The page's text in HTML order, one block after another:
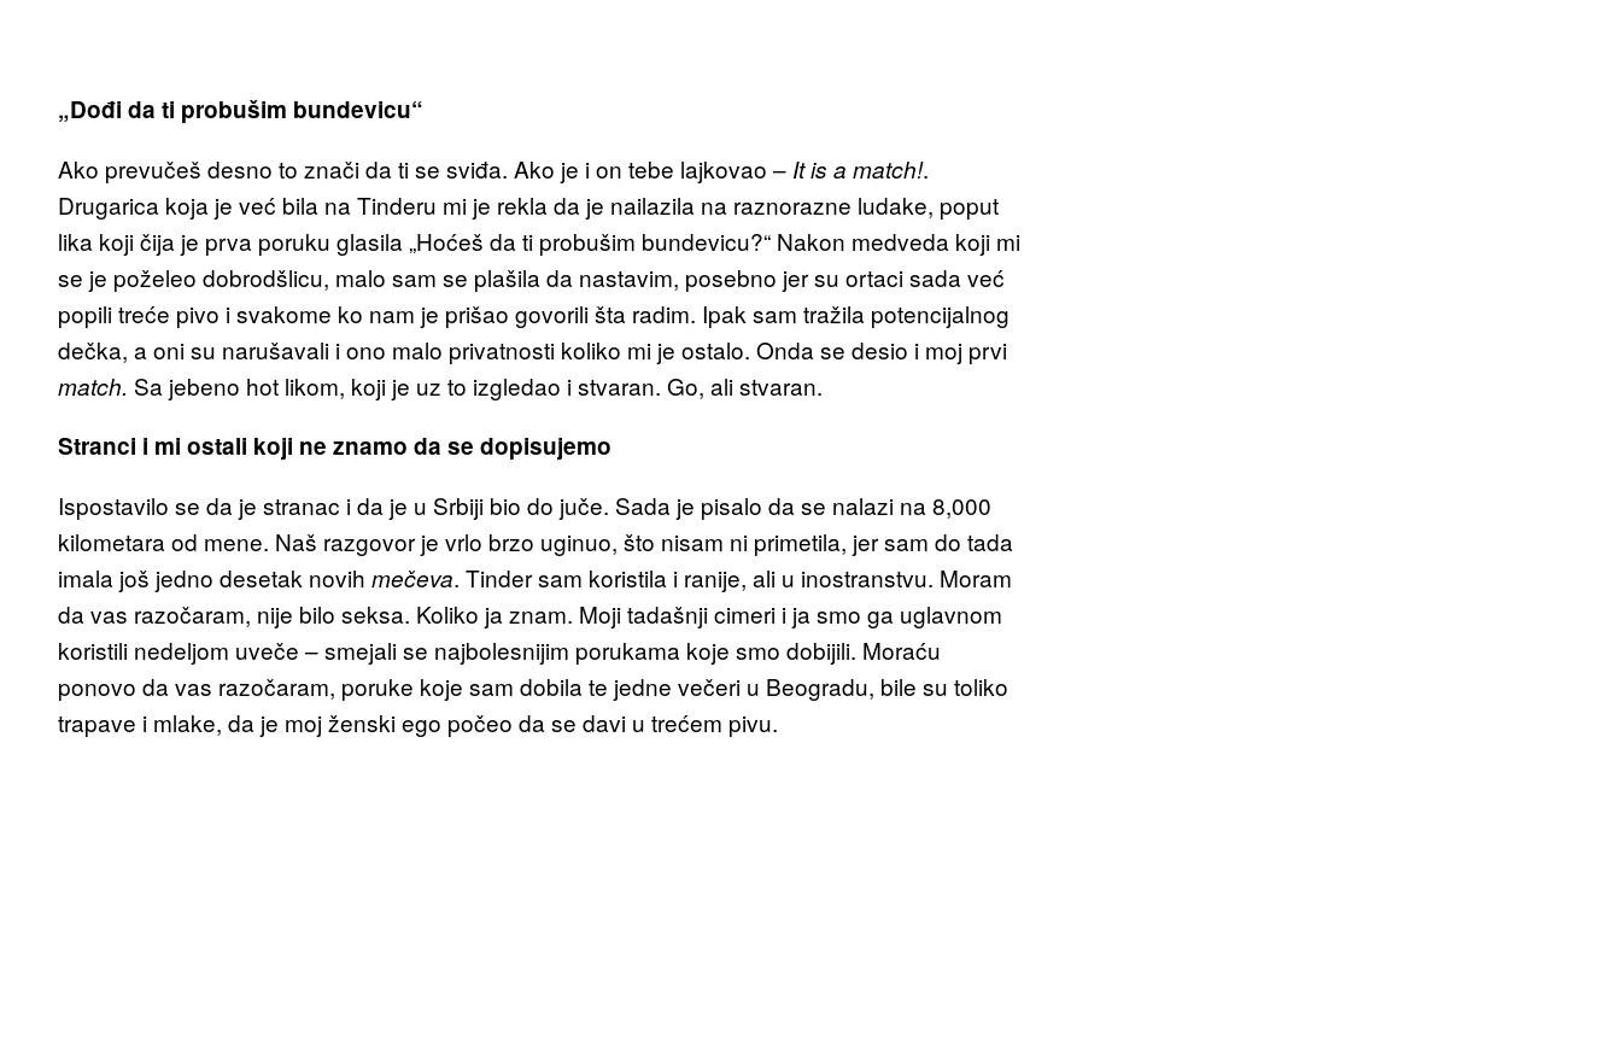
„Dođi da ti probušim bundevicu“
Ako prevučeš desno to znači da ti se sviđa. Ako je i on tebe lajkovao – It is a match!.
Drugarica koja je već bila na Tinderu mi je rekla da je nailazila na raznorazne ludake, poput
lika koji čija je prva poruku glasila „Hoćeš da ti probušim bundevicu?“ Nakon medveda koji mi
se je poželeo dobrodšlicu, malo sam se plašila da nastavim, posebno jer su ortaci sada već
popili treće pivo i svakome ko nam je prišao govorili šta radim. Ipak sam tražila potencijalnog
dečka, a oni su narušavali i ono malo privatnosti koliko mi je ostalo. Onda se desio i moj prvi
match. Sa jebeno hot likom, koji je uz to izgledao i stvaran. Go, ali stvaran.
Stranci i mi ostali koji ne znamo da se dopisujemo
Ispostavilo se da je stranac i da je u Srbiji bio do juče. Sada je pisalo da se nalazi na 8,000
kilometara od mene. Naš razgovor je vrlo brzo uginuo, što nisam ni primetila, jer sam do tada
imala još jedno desetak novih mečeva. Tinder sam koristila i ranije, ali u inostranstvu. Moram
da vas razočaram, nije bilo seksa. Koliko ja znam. Moji tadašnji cimeri i ja smo ga uglavnom
koristili nedeljom uveče – smejali se najbolesnijim porukama koje smo dobijili. Moraću
ponovo da vas razočaram, poruke koje sam dobila te jedne večeri u Beogradu, bile su toliko
trapave i mlake, da je moj ženski ego počeo da se davi u trećem pivu.